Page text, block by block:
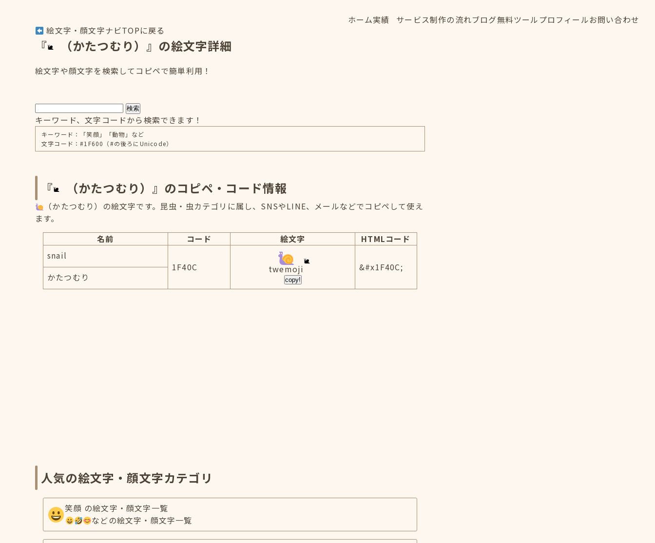
ホーム実績
サービス制作の流れブログ無料ツール プロフィールお問い合わせ
絵文字・顔文字ナビTOPに戻る
『 （かたつむり）』の絵文字詳細
絵文字や顔文字を検索してコピペで簡単利用！
検索
キーワード、文字コードから検索できます！
キーワード：「笑顔」「動物」など
文字コード：#1F600（#の後ろにUnicode）
『 （かたつむり）』のコピペ・コード情報
（かたつむり）の絵文字です。昆虫・虫カテゴリに属し、SNSやLINE、メールなどでコピペして使え
ます。
名前
コード 絵文字
HTMLコード
snail
1F40C
twemoji
copy!
&#x1F40C;
かたつむり
人気の絵文字・顔文字カテゴリ
笑顔 の絵文字・顔文字一覧
などの絵文字・顔文字一覧